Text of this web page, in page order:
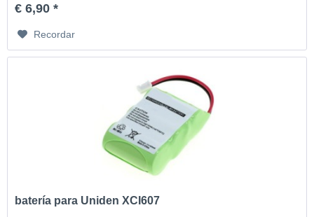
€ 6,90 *
Recordar
batería para Uniden XCI607